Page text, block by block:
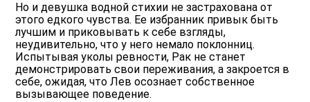
Но и девушка водной стихии не застрахована от
этого едкого чувства. Ее избранник привык быть
лучшим и приковывать к себе взгляды,
неудивительно, что у него немало поклонниц.
Испытывая уколы ревности, Рак не станет
демонстрировать свои переживания, а закроется в
себе, ожидая, что Лев осознает собственное
вызывающее поведение.